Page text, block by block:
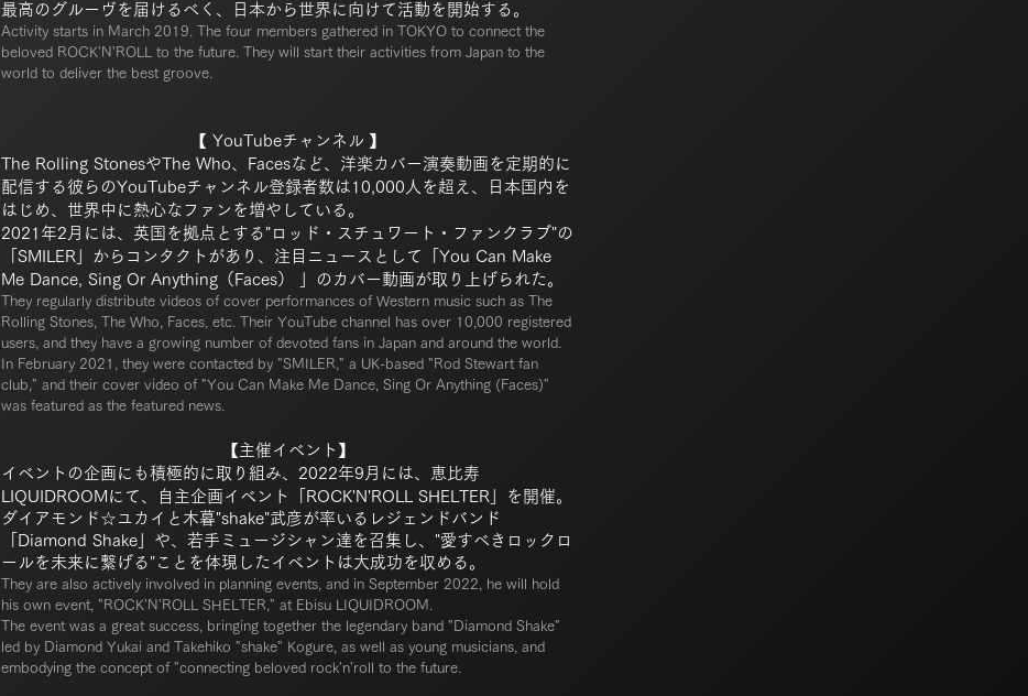
最高のグルーヴを届けるべく 、 日本から世界に向けて活動を開始する。
Activity starts in March 2019. The four members gathered in TOKYO to connect the
beloved ROCK'N'ROLL to the future. They will start their activities from Japan to the
world to deliver the best groove.
【 YouTubeチャンネル 】
The Rolling StonesやThe Who、Facesなど、洋楽カバー演奏動画を定期的に
配信する彼らのYouTubeチャンネル登録者数は10,000人を超え、日本国内を
はじめ、世界中に熱心なファンを増やしている。
2021年2月には、英国を拠点とする"ロッド・スチュワート・ファンクラブ"の
「SMILER」からコンタクトがあり、注目ニュースとして「You Can Make
Me Dance, Sing Or Anything（Faces） 」のカバー動画が取り上げられた。
They regularly distribute videos of cover performances of Western music such as The
Rolling Stones, The Who, Faces, etc. Their YouTube channel has over 10,000 registered
users, and they have a growing number of devoted fans in Japan and around the world.
In February 2021, they were contacted by "SMILER," a UK-based "Rod Stewart fan
club," and their cover video of "You Can Make Me Dance, Sing Or Anything (Faces)"
was featured as the featured news.
【主催イベント】
イベントの企画にも積極的に取り組み、 2022年9月には、 恵比寿
LIQUIDROOMにて、
自主企画イベント
「ROCK'N'ROLL SHELTER」を開催。
ダイアモンド☆ユカイと木暮"shake"武彦が率いるレジェンドバンド
「Diamond Shake」や、若手ミュージシャン達を召集し、"愛すべきロックロ
ールを未来に繋げる"ことを体現したイベントは大成功を収める。
They are also actively involved in planning events, and in September 2022, he will hold
his own event, "ROCK'N'ROLL SHELTER," at Ebisu LIQUIDROOM.
The event was a great success, bringing together the legendary band "Diamond Shake"
led by Diamond Yukai and Takehiko "shake" Kogure, as well as young musicians, and
embodying the concept of "connecting beloved rock'n'roll to the future.